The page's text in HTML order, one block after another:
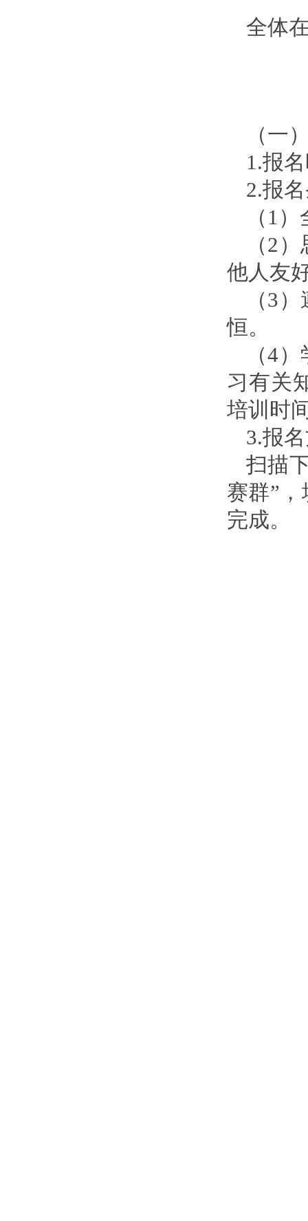
全体
（一
1.报
2.报
（1
（2
他人友
（3
恒。
（4
习有关
培训时
3.报
扫描
赛群”
完成。